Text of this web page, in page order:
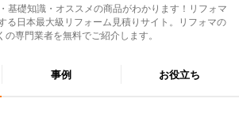
基礎知識・オススメの商品がわかります！リフォマ
る日本最大級リフォーム見積りサイト。リフォマの
専門業者を無料でご紹介します。
事例 お役立ち